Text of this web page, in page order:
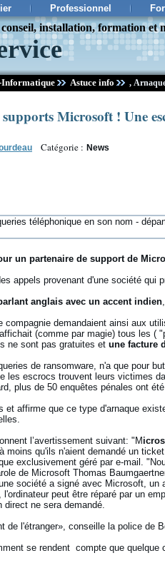
Professionnel
conseil, installation, formation et
Informatique Astuce info ,
Microsoft ! Une
Catégorie : News
un partenaire de support de
appels provenant d'une société qui
anglais avec un accent indien
demandaient ainsi aux
(comme par magie) tous les (
ne sont pas gratuites et une facture
de ransomware, n'a que pour
les escrocs trouvent leurs victimes
plus de 50 enquêtes pénales ont
et affirme que ce type d'arnaque
l’avertissement suivant: "M
moins qu'ils n'aient demandé un
exclusivement géré par e-mail.
de Microsoft Thomas
société a signé avec Microsoft, un
peut être réparé par un
direct ne sera demandé.
de l'étranger», conseille la police
se rendent compte que quelque